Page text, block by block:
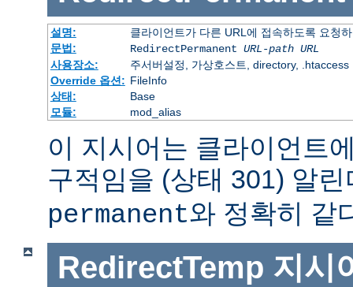
설명:
클라이언트가 다른 URL에 접속하도록 요청
문법:
RedirectPermanent URL-path URL
사용장소:
주서버설정, 가상호스트, directory, .htaccess
Override 옵션: FileInfo
상태:
Base
모듈:
mod_alias
이 지시어는 클라이언트
구적임을 (상태 301) 알
permanent와 정확히 같
RedirectTemp 지시